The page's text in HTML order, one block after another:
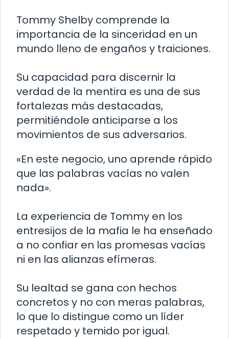
Tommy Shelby comprende la
importancia de la sinceridad en un
mundo lleno de engaños y traiciones.
Su capacidad para discernir la
verdad de la mentira es una de sus
fortalezas más destacadas,
permitiéndole anticiparse a los
movimientos de sus adversarios.
«En este negocio, uno aprende rápido
que las palabras vacías no valen
nada».
La experiencia de Tommy en los
entresijos de la mafia le ha enseñado
a no confiar en las promesas vacías
ni en las alianzas efímeras.
Su lealtad se gana con hechos
concretos y no con meras palabras,
lo que lo distingue como un líder
respetado y temido por igual.